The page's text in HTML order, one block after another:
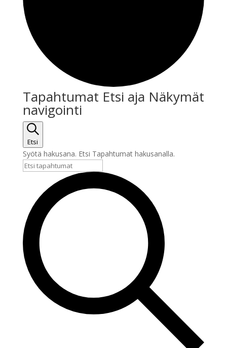
Tapahtumat
for
14.3.2026
Tapahtumat Etsi aja Näkymät
navigointi
Etsi
Syötä hakusana. Etsi Tapahtumat hakusanalla.